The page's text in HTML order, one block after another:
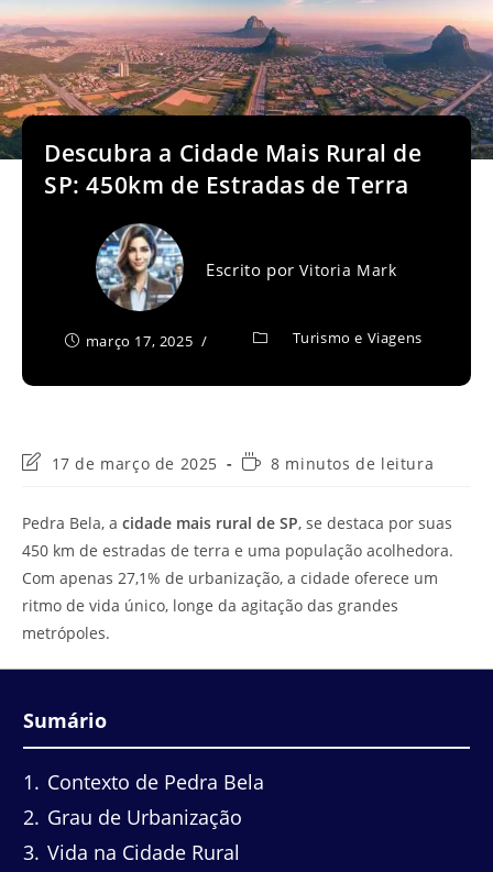
Descubra a Cidade Mais Rural de
SP: 450km de Estradas de Terra
Escrito porVitoria Mark
março 17, 2025 Turismo e Viagens
Última
post:
17 de março de 2025
Tempo8 minutos de leitura
Pedra Bela, a cidade mais rural de SP, se destaca por suas
450 km de estradas de terra e uma população acolhedora.
Com apenas 27,1% de urbanização, a cidade oferece um
ritmo de vida único, longe da agitação das grandes
metrópoles.
Sumário
1
Contexto de Pedra Bela
2 Grau de Urbanização
3 Vida na Cidade Rural